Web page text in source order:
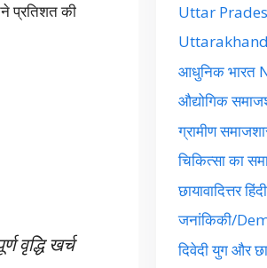
प्रतिशत की
वृद्धि खर्च
Uttar
आधुनिक भारत
औद्योगिक
ग्रामीण
चिकित्सा का
छायावादित्तर
जनांकिकी/
दिवेदी युग और